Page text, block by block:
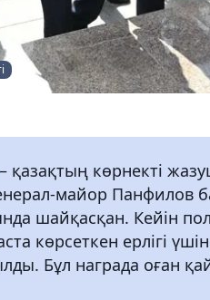
көрнекті
майор Панфилов
шайқасқан. Кейін
көрсеткен ерлігі
Бұл награда оған